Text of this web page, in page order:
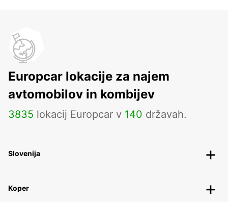
Europcar lokacije za najem
avtomobilov in kombijev
3835 lokacij Europcar v 140 državah.
Slovenija
Koper